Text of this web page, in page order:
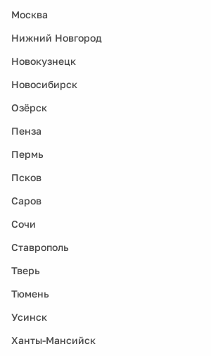
Москва
Нижний Новгород
Новокузнецк
Новосибирск
Озёрск
Пенза
Пермь
Псков
Саров
Сочи
Ставрополь
Тверь
Тюмень
Усинск
Ханты-Мансийск